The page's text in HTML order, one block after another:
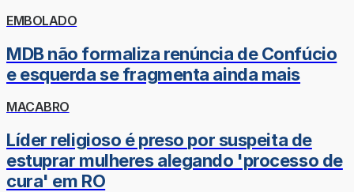
EMBOLADO
MDB não formaliza renúncia de Confúcio
e esquerda se fragmenta ainda mais
MACABRO
Líder religioso é preso por suspeita de
estuprar mulheres alegando 'processo de
cura' em RO